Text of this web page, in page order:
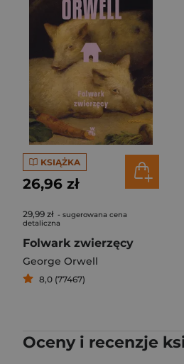
KSIĄŻKA
26,96 zł
29,99 zł - sugerowana cena
detaliczna
Folwark zwierzęcy
George Orwell
8,0 (77467)
Oceny i recenzje